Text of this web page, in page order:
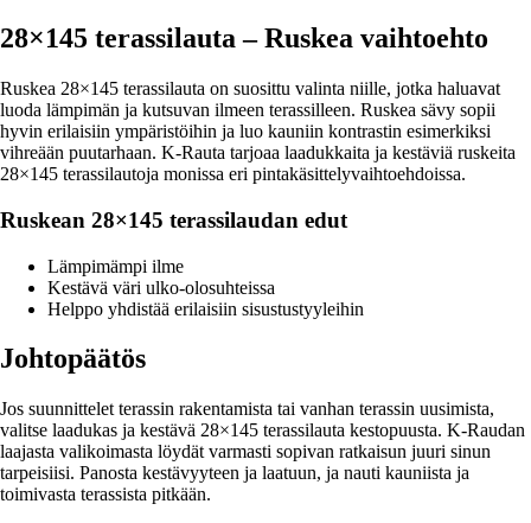
28×145 terassilauta – Ruskea vaihtoehto
Ruskea 28×145 terassilauta on suosittu valinta niille, jotka haluavat
luoda lämpimän ja kutsuvan ilmeen terassilleen. Ruskea sävy sopii
hyvin erilaisiin ympäristöihin ja luo kauniin kontrastin esimerkiksi
vihreään puutarhaan. K-Rauta tarjoaa laadukkaita ja kestäviä ruskeita
28×145 terassilautoja monissa eri pintakäsittelyvaihtoehdoissa.
Ruskean 28×145 terassilaudan edut
Lämpimämpi ilme
Kestävä väri ulko-olosuhteissa
Helppo yhdistää erilaisiin sisustustyyleihin
Johtopäätös
Jos suunnittelet terassin rakentamista tai vanhan terassin uusimista,
valitse laadukas ja kestävä 28×145 terassilauta kestopuusta. K-Raudan
laajasta valikoimasta löydät varmasti sopivan ratkaisun juuri sinun
tarpeisiisi. Panosta kestävyyteen ja laatuun, ja nauti kauniista ja
toimivasta terassista pitkään.